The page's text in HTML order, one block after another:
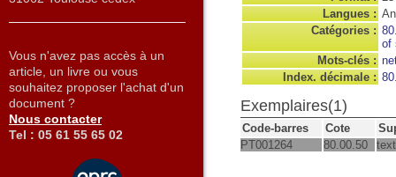
Langues :
Catégories :
of
Mots-clés :
Index. décimale :
Exemplaires(1)
Code-barres Cote
PT001264
80.00.50
Vous n'avez pas accès à un
article, un livre ou vous
souhaitez proposer l'achat d'un
document ?
Nous contacter
Tel : 05 61 55 65 02